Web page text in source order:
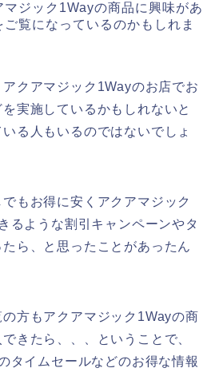
マジック1Wayの商品に興味があ
覧になっているのかもしれま
クアマジック1Wayのお店でお
実施しているかもしれないと
る人もいるのではないでしょ
もお得に安くアクアマジック
るような割引キャンペーンやタ
ら、と思ったことがあったん
方もアクアマジック1Wayの商
きたら、、、ということで、
タイムセールなどのお得な情報